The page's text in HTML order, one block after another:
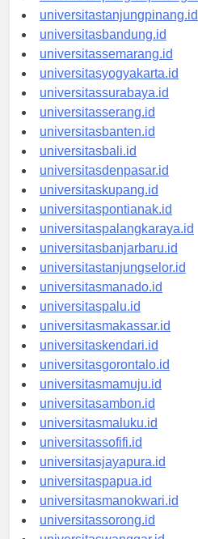
universitaspangkalpinang.id
universitastanjungpinang.id
universitasbandung.id
universitassemarang.id
universitasyogyakarta.id
universitassurabaya.id
universitasserang.id
universitasbanten.id
universitasbali.id
universitasdenpasar.id
universitaskupang.id
universitaspontianak.id
universitaspalangkaraya.id
universitasbanjarbaru.id
universitastanjungselor.id
universitasmanado.id
universitaspalu.id
universitasmakassar.id
universitaskendari.id
universitasgorontalo.id
universitasmamuju.id
universitasambon.id
universitasmaluku.id
universitassofifi.id
universitasjayapura.id
universitaspapua.id
universitasmanokwari.id
universitassorong.id